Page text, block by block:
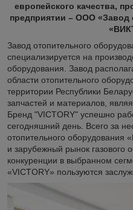
европейского качества,
предприятии – ООО «Завод
Завод отопительного
специализируется на
оборудования. Завод
области отопительного
территории Республики
запчастей и материалов,
Бренд "VICTORY" успешно
сегодняшний день. Всего за
отопительного оборудования
и зарубежный рынок газового
конкуренции в выбранном
«VICTORY» пользуются